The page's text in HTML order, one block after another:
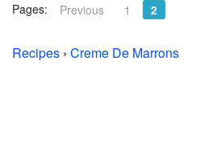
Pages: Previous 1 2
Recipes › Creme De Marrons